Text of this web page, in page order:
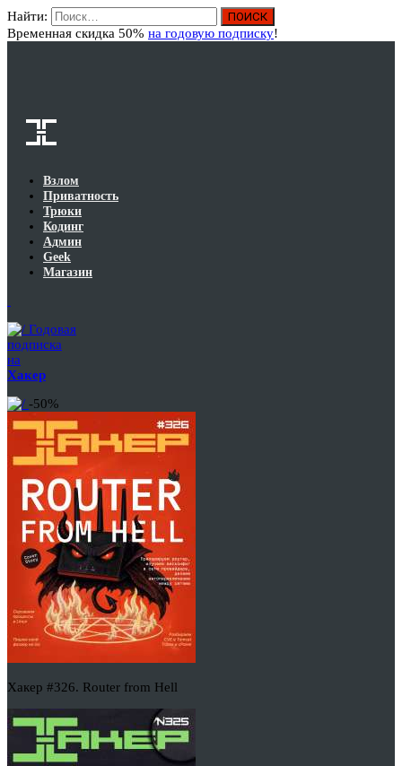
Найти:
Временная скидка 50% на годовую подписку!
Взлом
Приватность
Трюки
Кодинг
Админ
Geek
Магазин
Годовая
подписка
на
Хакер
-50%
Хакер #326. Router from Hell